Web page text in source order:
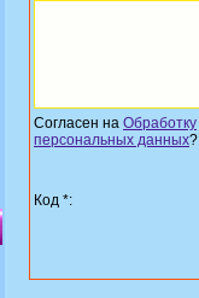
Согласен на Обработку
персональных данных?
Код *: